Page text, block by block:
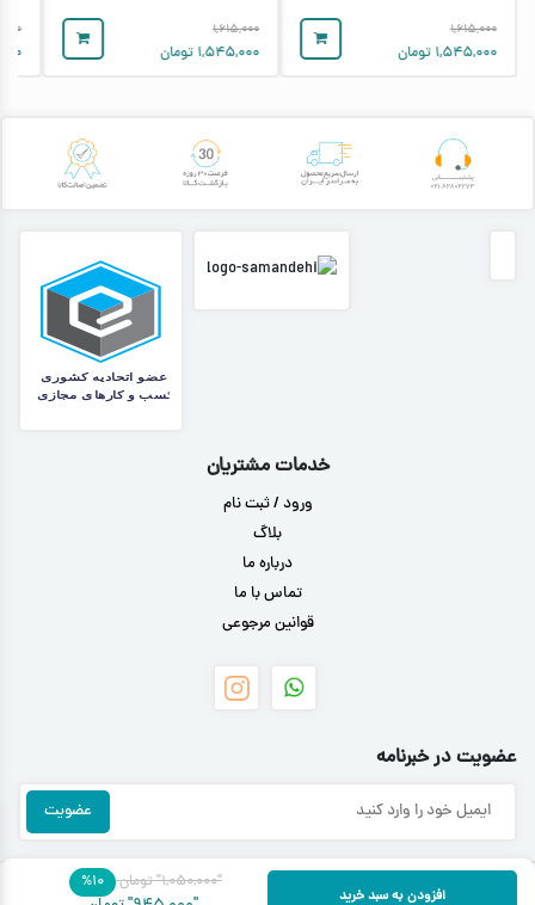
۱,۶۱۵,۰۰۰
۱,۵۴۵,۰۰۰ تومان
۱,۶۱۵,۰۰۰
۱,۵۴۵,۰۰۰ تومان
افزودن به سبد خرید
"۱,۰۵۰,۰۰۰" تومان ۱۰%
خدمات مشتریان
ورود / ثبت نام
بلاگ
درباره ما
تماس با ما
قوانین مرجوعی
عضویت در خبرنامه
تمامی حقوق مادی و معنوی این سایت متعلق به فروشگاه اینترنتی سرمه می باشد